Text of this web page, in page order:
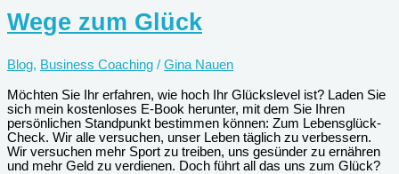
Wege zum Glück
Blog, Business Coaching / Gina Nauen
Möchten Sie Ihr erfahren, wie hoch Ihr Glückslevel ist? Laden Sie
sich mein kostenloses E-Book herunter, mit dem Sie Ihren
persönlichen Standpunkt bestimmen können: Zum Lebensglück-
Check. Wir alle versuchen, unser Leben täglich zu verbessern.
Wir versuchen mehr Sport zu treiben, uns gesünder zu ernähren
und mehr Geld zu verdienen. Doch führt all das uns zum Glück?